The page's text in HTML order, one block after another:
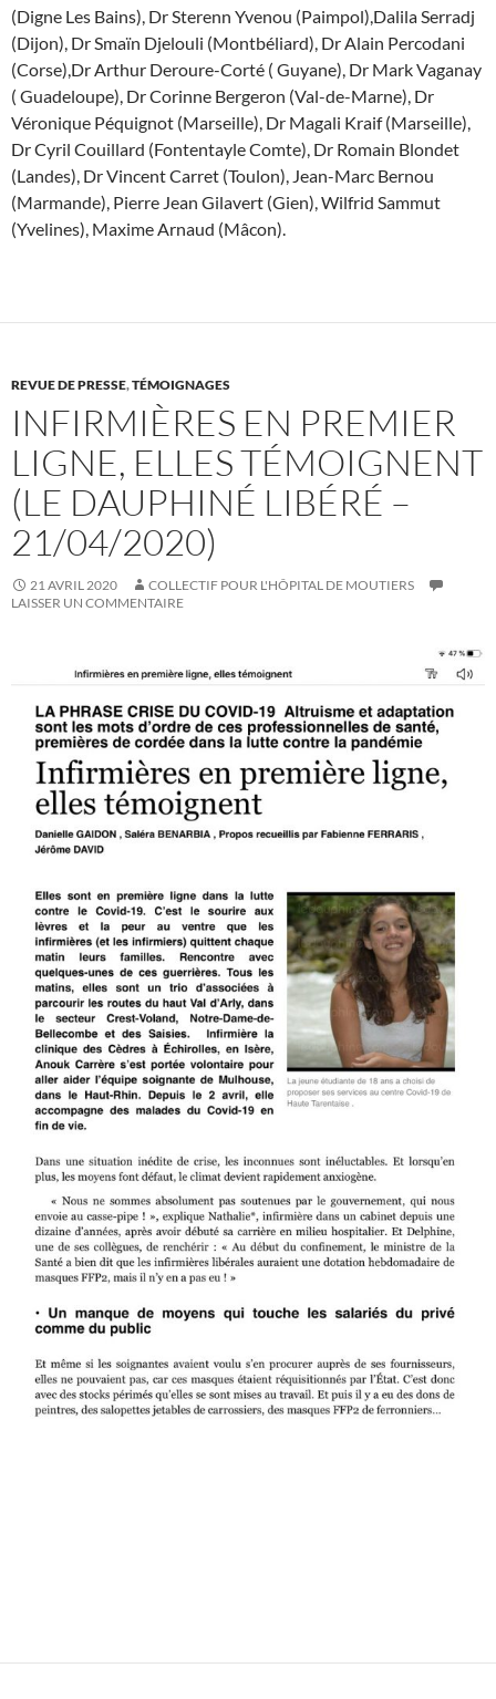
(Digne Les Bains), Dr Sterenn Yvenou (Paimpol),Dalila Serradj
(Dijon), Dr Smaïn Djelouli (Montbéliard), Dr Alain Percodani
(Corse),Dr Arthur Deroure-Corté ( Guyane), Dr Mark Vaganay
( Guadeloupe), Dr Corinne Bergeron (Val-de-Marne), Dr
Véronique Péquignot (Marseille), Dr Magali Kraif (Marseille),
Dr Cyril Couillard (Fontentayle Comte), Dr Romain Blondet
(Landes), Dr Vincent Carret (Toulon), Jean-Marc Bernou
(Marmande), Pierre Jean Gilavert (Gien), Wilfrid Sammut
(Yvelines), Maxime Arnaud (Mâcon).
REVUE DE PRESSE,TÉMOIGNAGES
INFIRMIÈRES EN PREMIER
LIGNE, ELLES TÉMOIGNENT
(LE DAUPHINÉ LIBÉRÉ –
21/04/2020)
21 AVRIL 2020
COLLECTIF POUR L'HÔPITAL DE MOUTIERS
LAISSER UN COMMENTAIRE